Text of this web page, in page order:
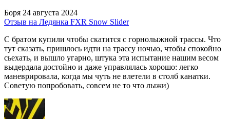
Боря 24 августа 2024
Отзыв на Ледянка FXR Snow Slider
С братом купили чтобы скатится с горнолыжной трассы. Что
тут сказать, пришлось идти на трассу ночью, чтобы спокойно
сьехать, и вышло угарно, штука эта испытание нашим весом
выдердала достойно и даже управлялась хорошо: легко
маневрировала, когда мы чуть не влетели в столб канатки.
Советую попробовать, совсем не то что лыжи)